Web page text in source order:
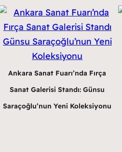
Ankara Sanat Fuarı’nda Fırça
Sanat Galerisi Standı: Günsu
Saraçoğlu’nun Yeni Koleksiyonu